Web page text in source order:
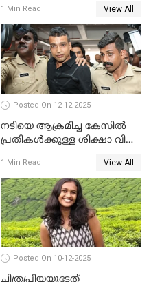
ഡി.എൻ.എ പരിശോധനയിൽ
സ്ഥിരീകരണം
1 Min Read View All
Posted On 12-12-2025
നടിയെ ആക്രമിച്ച കേസില്‍
പ്രതികള്‍ക്കുള്ള ശിക്ഷാ വിധി
1 Min Read View All
Posted On 10-12-2025